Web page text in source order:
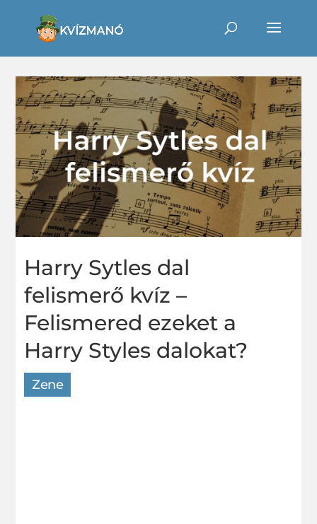
Harry Sytles dal
felismerő kvíz –
Felismered ezeket a
Harry Styles dalokat?
Zene